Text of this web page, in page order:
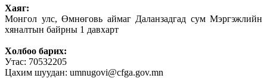
Хаяг:
Монгол улс, Өмнөговь аймаг Даланзадгад сум Мэргэжлийн
хяналтын байрны 1 давхарт
Холбоо барих:
Утас: 70532205
Цахим шуудан: umnugovi@cfga.gov.mn